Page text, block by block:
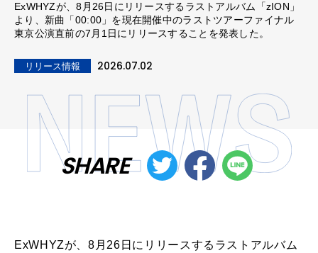
ExWHYZが、8月26日にリリースするラストアルバム「zION」
より、新曲「00:00」を現在開催中のラストツアーファイナル
東京公演直前の7月1日にリリースすることを発表した。
リリース情報 2026.07.02
SHARE
ExWHYZが、8月26日にリリースするラストアルバム